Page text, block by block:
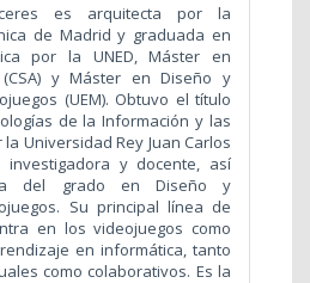
es arquitecta por la
de Madrid y graduada en
por la UNED, Máster en
y Máster en Diseño y
(UEM). Obtuvo el título
de la Información y las
Universidad Rey Juan Carlos
investigadora y docente, así
del grado en Diseño y
Su principal línea de
en los videojuegos como
en informática, tanto
como colaborativos. Es la